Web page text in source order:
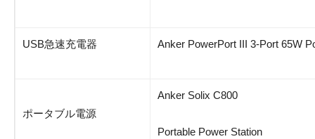
USB急速充電器 Anker PowerPort III 3-Port 65W
ポータブル電源
Anker Solix C800
Portable Power Station